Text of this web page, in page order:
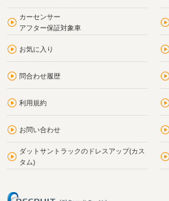
カーセンサー
アフター保証対象車
お気に入り
問合わせ履歴
利用規約
お問い合わせ
ダットサントラックのドレスアップ(カス
タム)